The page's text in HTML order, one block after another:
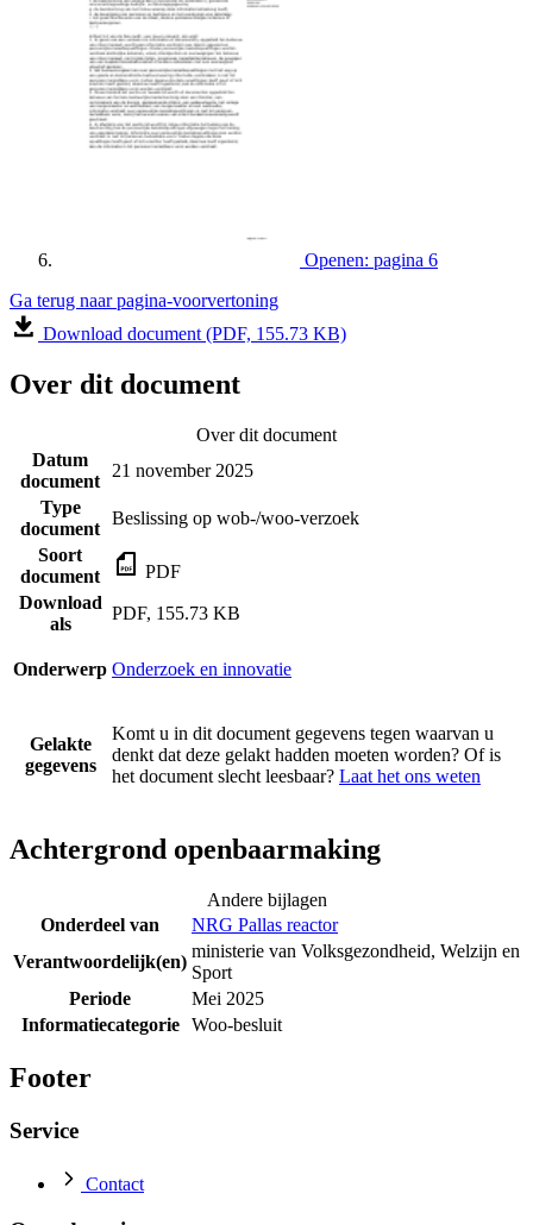
Openen: pagina 6
Ga terug naar pagina-voorvertoning
Download document (PDF, 155.73 KB)
Over dit document
Over dit document
Datum
document
21 november 2025
Type
document
Beslissing op wob-/woo-verzoek
Soort
document
PDF
Download
als
PDF, 155.73 KB
Onderwerp Onderzoek en innovatie
Gelakte
gegevens
Komt u in dit document gegevens tegen waarvan u
denkt dat deze gelakt hadden moeten worden? Of is
het document slecht leesbaar? Laat het ons weten
Achtergrond openbaarmaking
Andere bijlagen
Onderdeel van
NRG Pallas reactor
Verantwoordelijk(en)
ministerie van Volksgezondheid, Welzijn en
Sport
Periode
Mei 2025
Informatiecategorie
Woo-besluit
Footer
Service
Contact